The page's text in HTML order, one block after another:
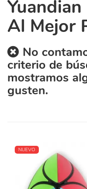
Al Mejor
No
criterio de
mostramos
gusten.
NUEVO